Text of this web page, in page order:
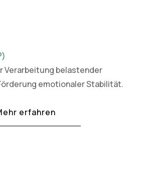
Verarbeitung belastender
emotionaler Stabilität.
erfahren